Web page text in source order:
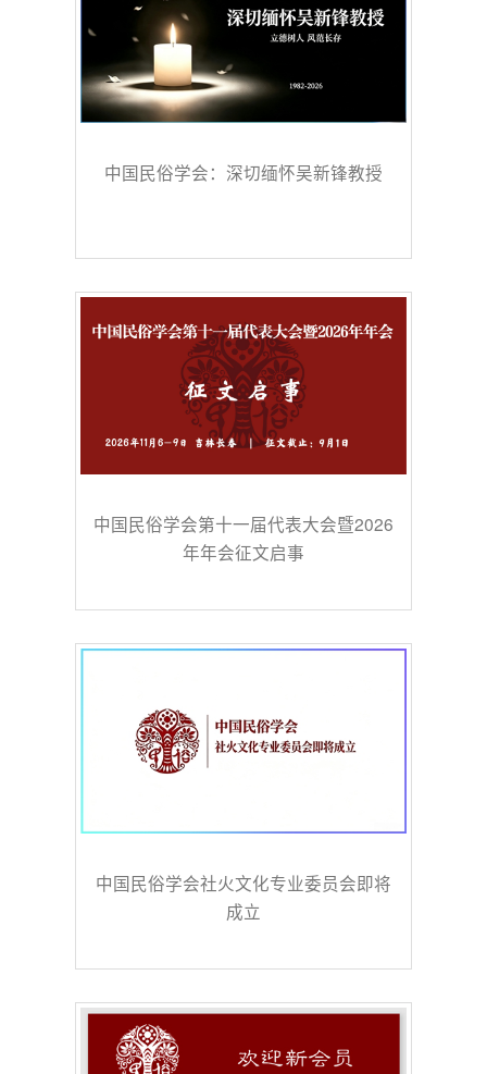
中国民俗学会：深切缅怀吴新锋教授
中国民俗学会第十一届代表大会暨2026
年年会征文启事
中国民俗学会社火文化专业委员会即将
成立